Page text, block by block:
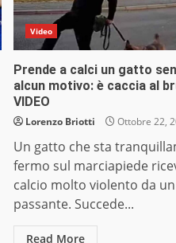
Video
Prende a calci un gatto
alcun motivo: è caccia al
VIDEO
Lorenzo Briotti Ottobre 22,
Un gatto che sta
fermo sul marciapiede
calcio molto violento da un
passante. Succede...
Read More